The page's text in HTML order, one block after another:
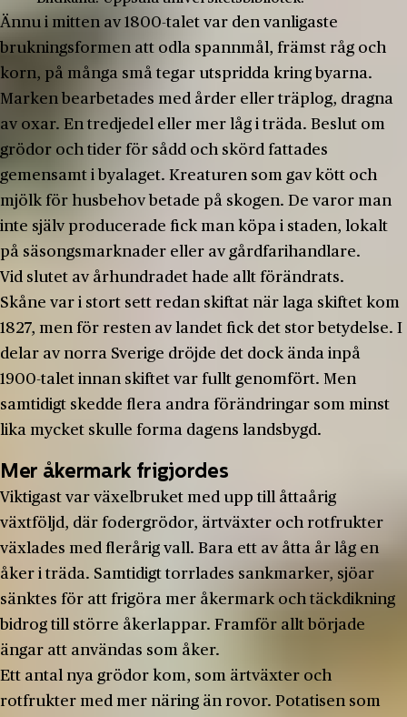
Ännu i mitten av 1800-­talet var den vanligaste
brukningsformen att odla spannmål, främst råg och
korn, på många små tegar utspridda kring byarna.
Marken bearbetades med årder eller träplog, dragna
av oxar. En tredjedel eller mer låg i träda. Beslut om
grödor och tider för sådd och skörd fattades
gemensamt i byalaget. Kreaturen som gav kött och
mjölk för husbehov betade på skogen. De varor man
inte själv producerade fick man köpa i staden, lokalt
på säsongsmarknader eller av gårdfarihandlare.
Vid slutet av århundradet hade allt förändrats.
Skåne var i stort sett redan skiftat när laga skiftet kom
1827, men för resten av landet fick det stor betydelse. I
delar av norra Sverige dröjde det dock ända inpå
1900-­talet innan skiftet var fullt genomfört. Men
samtidigt skedde flera andra förändringar som minst
lika mycket skulle forma dagens landsbygd.
Mer åkermark frigjordes
Viktigast var växelbruket med upp till åttaårig
växtföljd, där fodergrödor, ärtväxter och rotfrukter
växlades med flerårig vall. Bara ett av åtta år låg en
åker i träda. Samtidigt torrlades sankmarker, sjöar
sänktes för att frigöra mer åkermark och täckdikning
bidrog till större åkerlappar. Framför allt började
ängar att användas som åker.
Ett antal nya grödor kom, som ärtväxter och
rotfrukter med mer näring än rovor. Potatisen som